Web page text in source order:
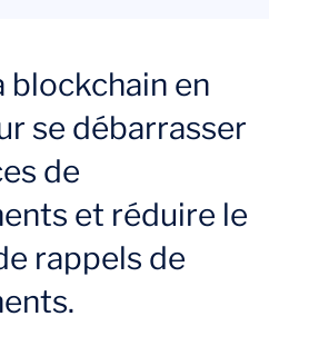
blockchain en
se débarrasser
de
et réduire le
rappels de